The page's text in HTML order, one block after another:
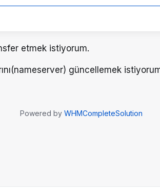
etmek istiyorum.
güncellemek
Powered by WHMCompleteSolution